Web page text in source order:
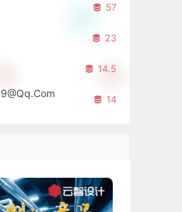
57
23
14.5
14